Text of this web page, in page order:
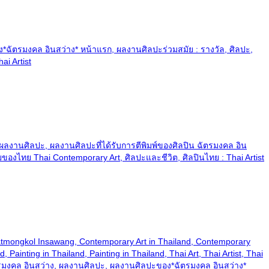
ตรมงคล อินสว่าง* หน้าแรก, ผลงานศิลปะร่วมสมัย : รางวัล, ศิลปะ,
Artist
ลงานศิลปะ, ผลงานศิลปะที่ได้รับการตีพิมพ์ของศิลปิน ฉัตรมงคล อิน
งไทย Thai Contemporary Art, ศิลปะและชีวิต, ศิลปินไทย : Thai Artist
Insawang, Contemporary Art in Thailand, Contemporary
Painting in Thailand, Painting in Thailand, Thai Art, Thai Artist, Thai
งคล อินสว่าง, ผลงานศิลปะ, ผลงานศิลปะของ*ฉัตรมงคล อินสว่าง*